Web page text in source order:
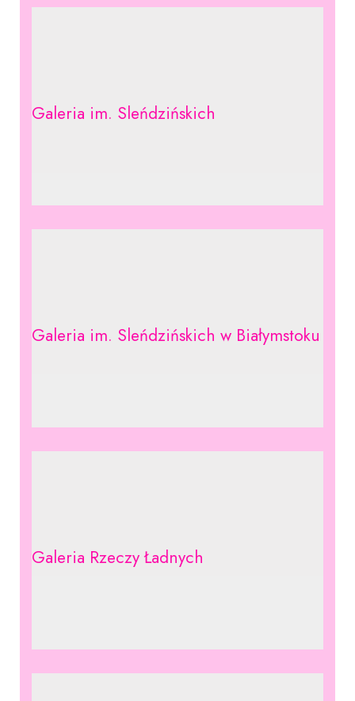
Galeria im. Sleńdzińskich
Galeria im. Sleńdzińskich w Białymstoku
Galeria Rzeczy Ładnych